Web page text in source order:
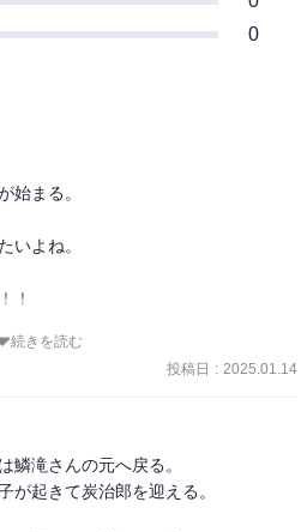
0
始まる。
いよね。
！
続きを読む
投稿日 : 2025.01.14
鱗滝さんの元へ戻る。
が起きて炭治郎を迎える。